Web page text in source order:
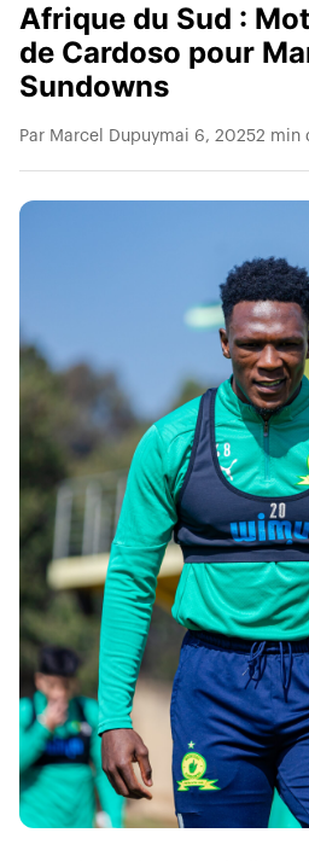
Afrique du Sud :
de Cardoso pour
Sundowns
Par Marcel Dupuymai 6, 20252 min